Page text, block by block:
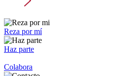
Reza por mí
Haz parte
Colabora